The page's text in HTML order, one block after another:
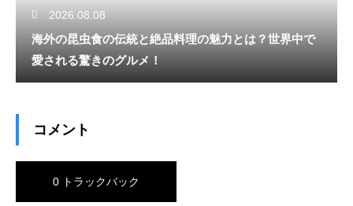
2026.08.08
海外の昆虫食の伝統と絶品料理の魅力とは？世界中で
愛される驚きのグルメ！
コメント
0 トラックバック